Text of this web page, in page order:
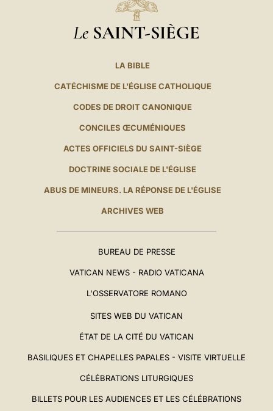
Le SAINT-SIÈGE
LA BIBLE
CATÉCHISME DE L'ÉGLISE CATHOLIQUE
CODES DE DROIT CANONIQUE
CONCILES ŒCUMÉNIQUES
ACTES OFFICIELS DU SAINT-SIÈGE
DOCTRINE SOCIALE DE L'ÉGLISE
ABUS DE MINEURS. LA RÉPONSE DE L'ÉGLISE
ARCHIVES WEB
BUREAU DE PRESSE
VATICAN NEWS - RADIO VATICANA
L'OSSERVATORE ROMANO
SITES WEB DU VATICAN
ÉTAT DE LA CITÉ DU VATICAN
BASILIQUES ET CHAPELLES PAPALES - VISITE VIRTUELLE
CÉLÉBRATIONS LITURGIQUES
BILLETS POUR LES AUDIENCES ET LES CÉLÉBRATIONS